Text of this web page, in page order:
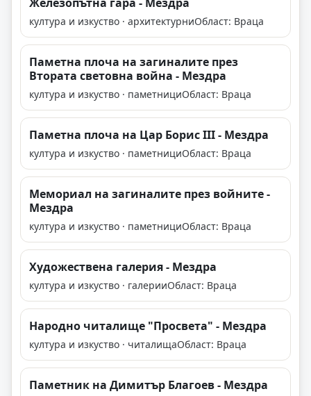
култура и изкуство · архитектурниОбласт: Враца
Паметна плоча на загиналите през
Втората световна война - Мездра
култура и изкуство · паметнициОбласт: Враца
Паметна плоча на Цар Борис III - Мездра
култура и изкуство · паметнициОбласт: Враца
Мемориал на загиналите през войните -
Мездра
култура и изкуство · паметнициОбласт: Враца
Художествена галерия - Мездра
култура и изкуство · галерииОбласт: Враца
Народно читалище "Просвета" - Мездра
култура и изкуство · читалищаОбласт: Враца
Паметник на Димитър Благоев - Мездра